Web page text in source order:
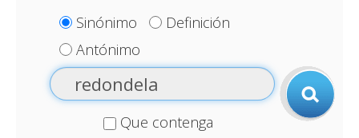
Sinónimo
Definición
Antónimo
Que contenga